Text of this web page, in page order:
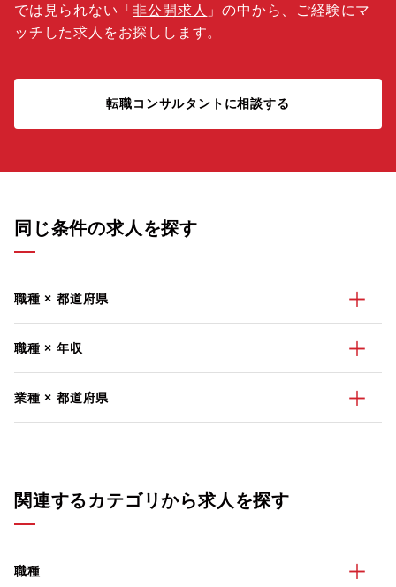
では見られない「非公開求人 」の中から、ご経験にマ
ッチした求人をお探しします。
転職コンサルタントに相談する
同じ条件の求人を探す
職種 × 都道府県
職種 × 年収
業種 × 都道府県
関連するカテゴリから求人を探す
職種